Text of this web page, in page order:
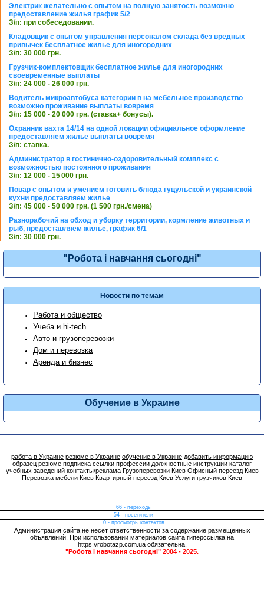
Электрик желательно с опытом на полную занятость возможно
предоставление жилья график 5/2
З/п: при собеседовании.
Кладовщик с опытом управления персоналом склада без вредных
привычек бесплатное жилье для иногородних
З/п: 30 000 грн.
Грузчик-комплектовщик бесплатное жилье для иногородних
своевременные выплаты
З/п: 24 000 - 26 000 грн.
Водитель микроавтобуса категории в на мебельное производство
возможно проживание выплаты вовремя
З/п: 15 000 - 20 000 грн. (ставка+ бонусы).
Охранник вахта 14/14 на одной локации официальное оформление
предоставляем жилье выплаты вовремя
З/п: ставка.
Администратор в гостинично-оздоровительный комплекс с
возможностью постоянного проживания
З/п: 12 000 - 15 000 грн.
Повар с опытом и умением готовить блюда гуцульской и украинской
кухни предоставляем жилье
З/п: 45 000 - 50 000 грн. (1 500 грн./смена)
Разнорабочий на обход и уборку территории, кормление животных и
рыб, предоставляем жилье, график 6/1
З/п: 30 000 грн.
"Робота і навчання сьогодні"
Новости по темам
Работа и общество
Учеба и hi-tech
Авто и грузоперевозки
Дом и перевозка
Аренда и бизнес
Обучение в Украине
работа в Украине резюме в Украине обучение в Украине добавить информацию
образец резюме подписка ссылки профессии должностные инструкции каталог
учебных заведений контакты/реклама Грузоперевозки Киев Офисный переезд Киев
Перевозка мебели Киев Квартирный переезд Киев Услуги грузчиков Киев
66 - переходы
54 - посетители
0 - просмотры контактов
Администрация сайта не несет ответственности за содержание размещенных
объявлений. При использовании материалов сайта гиперссылка на
https://robotazp.com.ua обязательна.
"Робота і навчання сьогодні" 2004 - 2025.